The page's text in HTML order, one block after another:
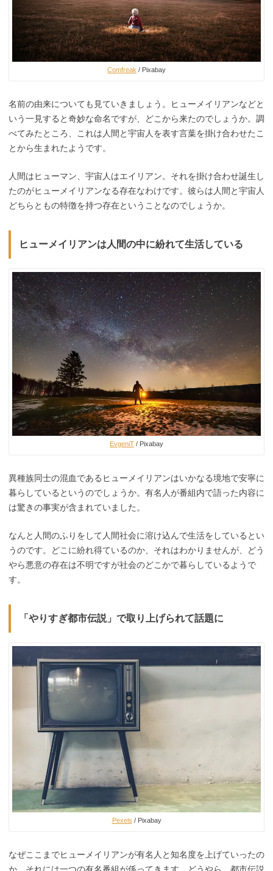
Comfreak / Pixabay
名前の由来についても見ていきましょう。ヒューメイリアンなどと
いう一見すると奇妙な命名ですが、どこから来たのでしょうか。調
べてみたところ、これは人間と宇宙人を表す言葉を掛け合わせたこ
とから生まれたようです。
人間はヒューマン、宇宙人はエイリアン。それを掛け合わせ誕生し
たのがヒューメイリアンなる存在なわけです。彼らは人間と宇宙人
どちらともの特徴を持つ存在ということなのでしょうか。
ヒューメイリアンは人間の中に紛れて生活している
EvgeniT / Pixabay
異種族同士の混血であるヒューメイリアンはいかなる境地で安寧に
暮らしているというのでしょうか。有名人が番組内で語った内容に
は驚きの事実が含まれていました。
なんと人間のふりをして人間社会に溶け込んで生活をしているとい
うのです。どこに紛れ得ているのか、それはわかりませんが、どう
やら悪意の存在は不明ですが社会のどこかで暮らしているようで
す。
「やりすぎ都市伝説」で取り上げられて話題に
Pexels / Pixabay
なぜここまでヒューメイリアンが有名人と知名度を上げていったの